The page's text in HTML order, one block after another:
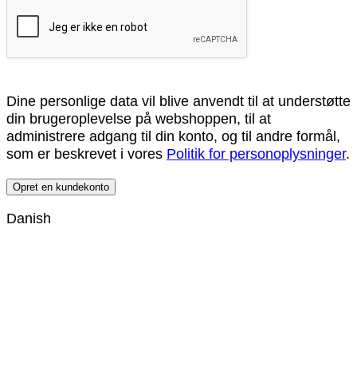
Dine personlige data vil blive anvendt til at understøtte
din brugeroplevelse på webshoppen, til at
administrere adgang til din konto, og til andre formål,
som er beskrevet i vores Politik for personoplysninger.
Opret en kundekonto
Danish